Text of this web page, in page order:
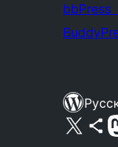
bbPress
Посетите нас в X (ранее
Посетите нашу